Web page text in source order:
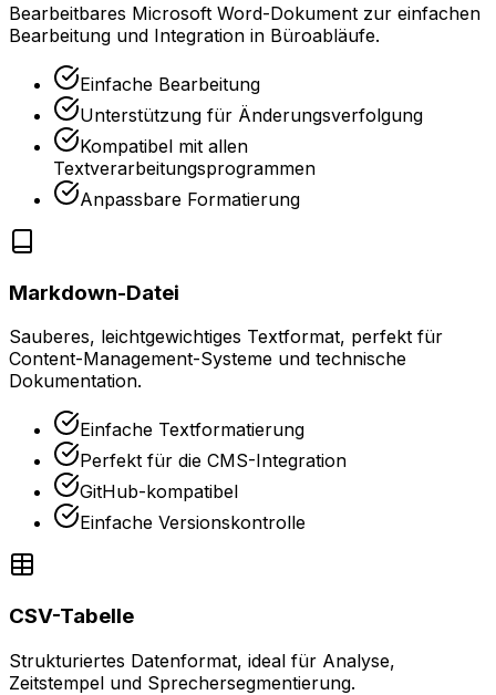
Bearbeitbares Microsoft Word-Dokument zur einfachen
Bearbeitung und Integration in Büroabläufe.
Einfache Bearbeitung
Unterstützung für Änderungsverfolgung
Kompatibel mit allen
Textverarbeitungsprogrammen
Anpassbare Formatierung
Markdown-Datei
Sauberes, leichtgewichtiges Textformat, perfekt für
Content-Management-Systeme und technische
Dokumentation.
Einfache Textformatierung
Perfekt für die CMS-Integration
GitHub-kompatibel
Einfache Versionskontrolle
CSV-Tabelle
Strukturiertes Datenformat, ideal für Analyse,
Zeitstempel und Sprechersegmentierung.